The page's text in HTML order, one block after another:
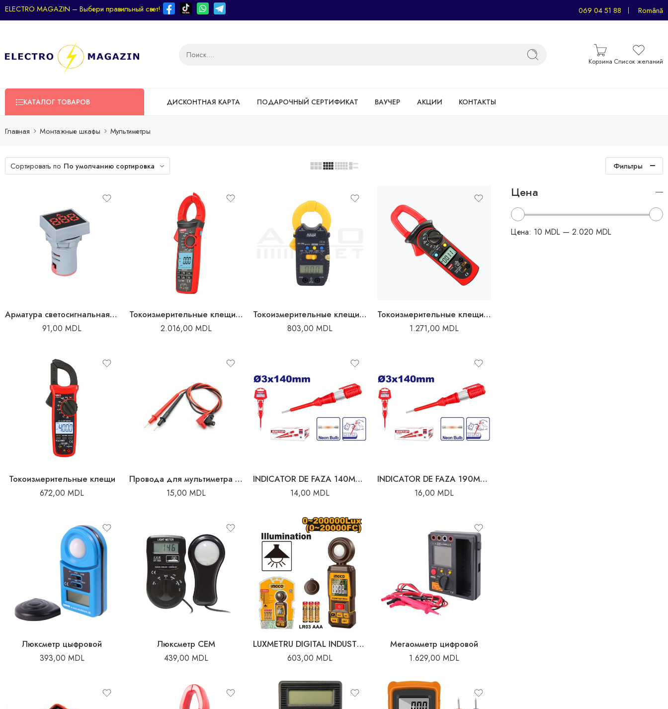
ELECTRO MAGAZIN – Выбери правильный свет! 069 04 51 88 Română
Корзина Список желаний
КАТАЛОГ ТОВАРОВ ДИСКОНТНАЯ КАРТА ПОДАРОЧНЫЙ СЕРТИФИКАТ ВАУЧЕР АКЦИИ КОНТАКТЫ
Главная Монтажные шкафы Мультиметры
Фильтры
Сортировать по По умолчанию сортировка
Арматура светосигнальная с индикацией силы тока 100A
91,00MDL
Токоизмерительные клещи 1000A
2.016,00 MDL
Токоизмерительные клещи 130 x 52 x 24 mm Axiomet
803,00MDL
Токоизмерительные клещи 400A
1.271,00 MDL
Токоизмерительные клещи
672,00MDL
Провода для мультиметра Kasan
15,00 MDL
INDICATOR DE FAZA 140MM EMTOP
14,00MDL
INDICATOR DE FAZA 190MM EMTOP
16,00 MDL
Люксметр цыфровой
393,00 MDL
Люксметр CEM
439,00 MDL
LUXMETRU DIGITAL INDUSTRIAL INGCO
603,00MDL
Мегаомметр цифровой
1.629,00 MDL
Цена
Цена: 10 MDL — 2.020 MDL